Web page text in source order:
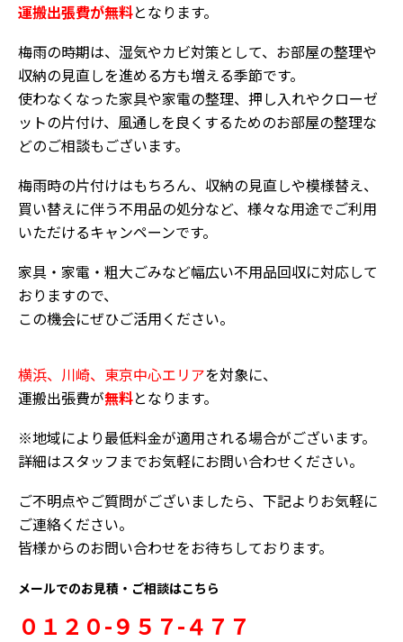
運搬出張費が無料となります。
梅雨の時期は、湿気やカビ対策として、お部屋の整理や
収納の見直しを進める方も増える季節です。
使わなくなった家具や家電の整理、押し入れやクローゼ
ットの片付け、風通しを良くするためのお部屋の整理な
どのご相談もございます。
梅雨時の片付けはもちろん、収納の見直しや模様替え、
買い替えに伴う不用品の処分など、様々な用途でご利用
いただけるキャンペーンです。
家具・家電・粗大ごみなど幅広い不用品回収に対応して
おりますので、
この機会にぜひご活用ください。
横浜、川崎、東京中心エリアを対象に、
運搬出張費が無料となります。
※地域により最低料金が適用される場合がございます。
詳細はスタッフまでお気軽にお問い合わせください。
ご不明点やご質問がございましたら、下記よりお気軽に
ご連絡ください。
皆様からのお問い合わせをお待ちしております。
メールでのお見積・ご相談はこちら
０１２０-９５７-４７７